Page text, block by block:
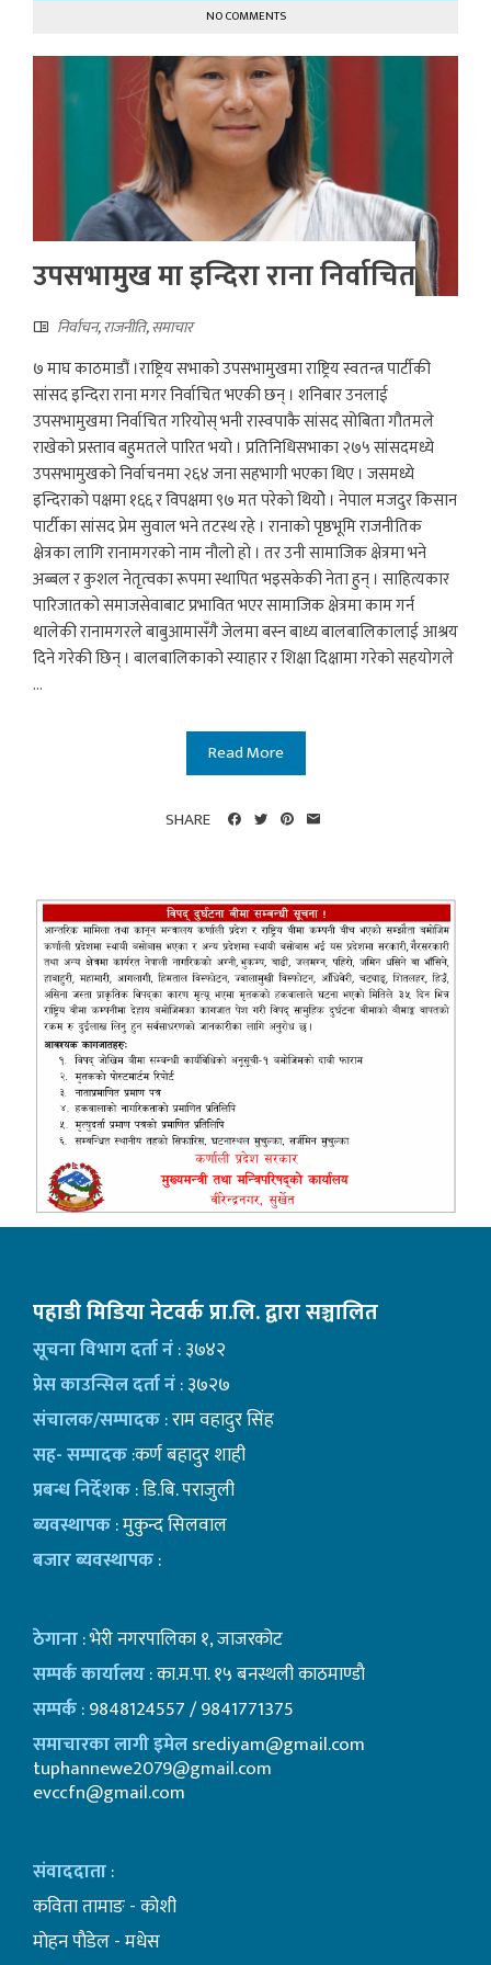
NO COMMENTS
उपसभामुख मा इन्दिरा राना निर्वाचित
निर्वाचन,राजनीति,समाचार
७ माघ काठमाडौं ।राष्ट्रिय सभाको उपसभामुखमा राष्ट्रिय स्वतन्त्र पार्टीकी
सांसद इन्दिरा राना मगर निर्वाचित भएकी छन् । शनिबार उनलाई
उपसभामुखमा निर्वाचित गरियोस् भनी रास्वपाकै सांसद सोबिता गौतमले
राखेको प्रस्ताव बहुमतले पारित भयो । प्रतिनिधिसभाका २७५ सांसदमध्ये
उपसभामुखको निर्वाचनमा २६४ जना सहभागी भएका थिए । जसमध्ये
इन्दिराको पक्षमा १६६ र विपक्षमा ९७ मत परेकाे थियोे । नेपाल मजदुर किसान
पार्टीका सांसद प्रेम सुवाल भने तटस्थ रहे । रानाकाे पृष्ठभूमि राजनीतिक
क्षेत्रका लागि रानामगरको नाम नौलो हो । तर उनी सामाजिक क्षेत्रमा भने
अब्बल र कुशल नेतृत्वका रूपमा स्थापित भइसकेकी नेता हुन् । साहित्यकार
पारिजातको समाजसेवाबाट प्रभावित भएर सामाजिक क्षेत्रमा काम गर्न
थालेकी रानामगरले बाबुआमासँगै जेलमा बस्न बाध्य बालबालिकालाई आश्रय
दिने गरेकी छिन् । बालबालिकाको स्याहार र शिक्षा दिक्षामा गरेको सहयोगले
...
Read More
SHARE
पहाडी मिडिया नेटवर्क प्रा.लि. द्वारा सञ्चालित
सूचना विभाग दर्ता नं: ३७४२
प्रेस काउन्सिल दर्ता नं: ३७२७
संचालक/सम्पादक: राम वहादुर सिंह
सह- सम्पादक:कर्ण बहादुर शाही
प्रबन्ध निर्देशक: डि.बि. पराजुली
ब्यवस्थापक: मुकुन्द सिलवाल
बजार ब्यवस्थापक:
ठेगाना: भेरी नगरपालिका १, जाजरकोट
सम्पर्क कार्यालय: का.म.पा. १५ बनस्थली काठमाण्डाै
सम्पर्क: 9848124557 / 9841771375
समाचारका लागी इमेलsrediyam@gmail.com
tuphannewe2079@gmail.com
evccfn@gmail.com
संवाददाता:
कविता तामाङ - कोशी
माेहन पाैडेल - मधेस